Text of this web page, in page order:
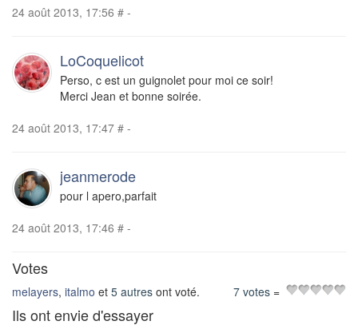
24 août 2013, 17:56 # -
LoCoquelicot
Perso, c est un guignolet pour moi ce soir!
Merci Jean et bonne soirée.
24 août 2013, 17:47 # -
jeanmerode
pour l apero,parfait
24 août 2013, 17:46 # -
Votes
melayers, italmo et 5 autres ont voté. =
7 votes
Ils ont envie d'essayer